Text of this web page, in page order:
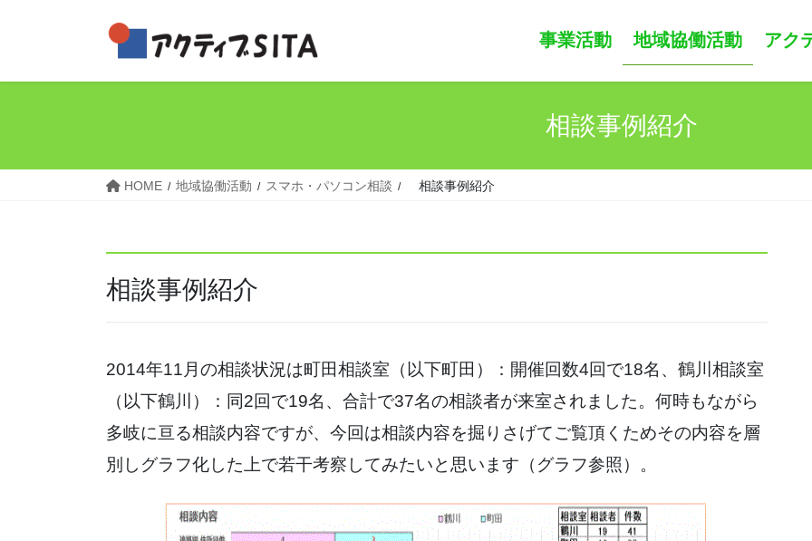
ン
ー
事業活動 地域協働活動 アク
相談事例紹介
HOME 地域協働活動 スマホ・パソコン相談 相談事例紹介
相談事例紹介
2014年11月の相談状況は町田相談室（以下町田）：開催回数4回で18名、鶴川相談室
（以下鶴川）：同2回で19名、合計で37名の相談者が来室されました。何時もながら
多岐に亘る相談内容ですが、今回は相談内容を掘りさげてご覧頂くためその内容を層
別しグラフ化した上で若干考察してみたいと思います（グラフ参照）。